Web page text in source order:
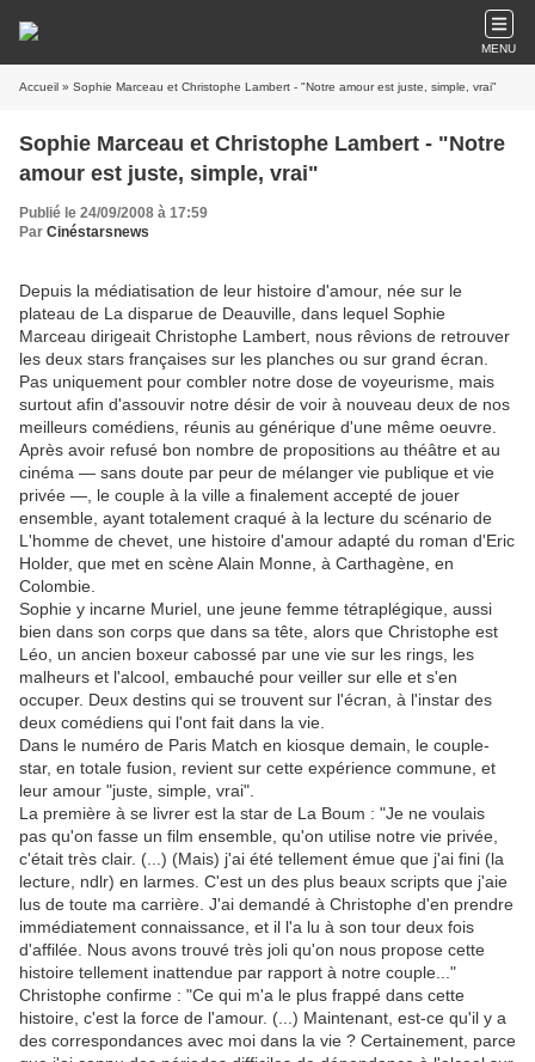
MENU
Accueil » Sophie Marceau et Christophe Lambert - "Notre amour est juste, simple, vrai"
Sophie Marceau et Christophe Lambert - "Notre
amour est juste, simple, vrai"
Publié le 24/09/2008 à 17:59
Par Cinéstarsnews
Depuis la médiatisation de leur histoire d'amour, née sur le
plateau de La disparue de Deauville, dans lequel Sophie
Marceau dirigeait Christophe Lambert, nous rêvions de retrouver
les deux stars françaises sur les planches ou sur grand écran.
Pas uniquement pour combler notre dose de voyeurisme, mais
surtout afin d'assouvir notre désir de voir à nouveau deux de nos
meilleurs comédiens, réunis au générique d'une même oeuvre.
Après avoir refusé bon nombre de propositions au théâtre et au
cinéma — sans doute par peur de mélanger vie publique et vie
privée —, le couple à la ville a finalement accepté de jouer
ensemble, ayant totalement craqué à la lecture du scénario de
L'homme de chevet, une histoire d'amour adapté du roman d'Eric
Holder, que met en scène Alain Monne, à Carthagène, en
Colombie.
Sophie y incarne Muriel, une jeune femme tétraplégique, aussi
bien dans son corps que dans sa tête, alors que Christophe est
Léo, un ancien boxeur cabossé par une vie sur les rings, les
malheurs et l'alcool, embauché pour veiller sur elle et s'en
occuper. Deux destins qui se trouvent sur l'écran, à l'instar des
deux comédiens qui l'ont fait dans la vie.
Dans le numéro de Paris Match en kiosque demain, le couple-
star, en totale fusion, revient sur cette expérience commune, et
leur amour "juste, simple, vrai".
La première à se livrer est la star de La Boum : "Je ne voulais
pas qu'on fasse un film ensemble, qu'on utilise notre vie privée,
c'était très clair. (...) (Mais) j'ai été tellement émue que j'ai fini (la
lecture, ndlr) en larmes. C'est un des plus beaux scripts que j'aie
lus de toute ma carrière. J'ai demandé à Christophe d'en prendre
immédiatement connaissance, et il l'a lu à son tour deux fois
d'affilée. Nous avons trouvé très joli qu'on nous propose cette
histoire tellement inattendue par rapport à notre couple..."
Christophe confirme : "Ce qui m'a le plus frappé dans cette
histoire, c'est la force de l'amour. (...) Maintenant, est-ce qu'il y a
des correspondances avec moi dans la vie ? Certainement, parce